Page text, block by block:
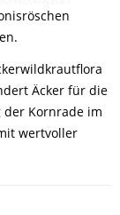
Äcker für die
der Kornrade im
wertvoller